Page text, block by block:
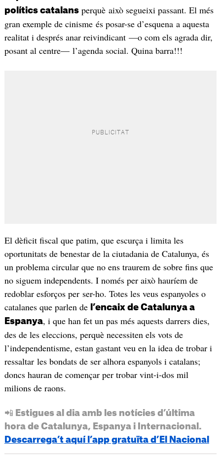
polítics catalansperquè això segueixi passant. El més
gran exemple de cinisme és posar-se d’esquena a aquesta
realitat i després anar reivindicant —o com els agrada dir,
posant al centre— l’agenda social. Quina barra!!!
El dèficit fiscal que patim, que escurça i limita les
oportunitats de benestar de la ciutadania de Catalunya, és
un problema circular que no ens traurem de sobre fins que
no siguem independents. I només per això hauríem de
redoblar esforços per ser-ho. Totes les veus espanyoles o
catalanes que parlen de l’encaix de Catalunya a
Espanya, i que han fet un pas més aquests darrers dies,
des de les eleccions, perquè necessiten els vots de
l’independentisme, estan gastant veu en la idea de trobar i
ressaltar les bondats de ser alhora espanyols i catalans;
doncs hauran de començar per trobar vint-i-dos mil
milions de raons.
📲 Estigues al dia amb les notícies d’última
hora de Catalunya, Espanya i Internacional.
Descarrega’t aquí l’app gratuïta d’El Nacional